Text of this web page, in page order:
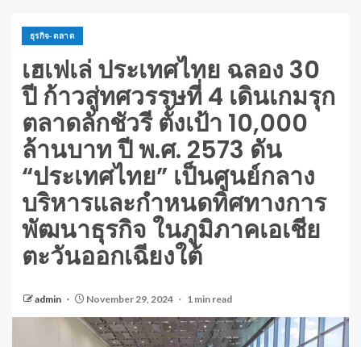
ธุรกิจ-ตลาด
เฮเฟเล่ ประเทศไทย ฉลอง 30
ปี ก้าวสู่ทศวรรษที่ 4 เดินเกมรุก
ตลาดลักชัวรี ตั้งเป้า 10,000
ล้านบาท ปี พ.ศ. 2573 ดัน
“ประเทศไทย” เป็นศูนย์กลาง
บริหารและกำหนดทิศทางการ
พัฒนาธุรกิจ ในภูมิภาคเอเชีย
ตะวันออกเฉียงใต้
admin November 29, 2024 1 min read